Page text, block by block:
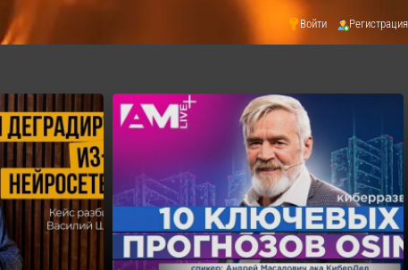
Войти Регистрация